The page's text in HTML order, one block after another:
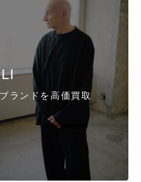
ランドを高価買取